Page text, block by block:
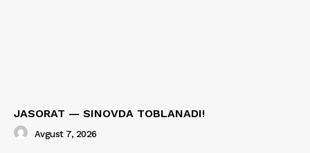
JASORAT — SINOVDA TOBLANADI!
Avgust 7, 2026